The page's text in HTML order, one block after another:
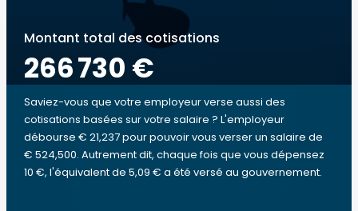
Montant total des cotisations
266 730 €
Saviez-vous que votre employeur verse aussi des
cotisations basées sur votre salaire ? L'employeur
débourse € 21,237 pour pouvoir vous verser un salaire de
€ 524,500. Autrement dit, chaque fois que vous dépensez
10 €, l'équivalent de 5,09 € a été versé au gouvernement.